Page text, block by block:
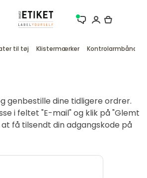
til tøj Klistermærker Kontrolarmbånd
genbestille dine tidligere ordrer.
i feltet "E-mail" og klik på "Glemt
få tilsendt din adgangskode på